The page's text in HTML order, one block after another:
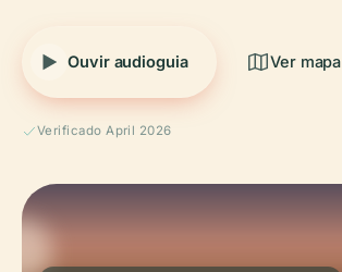
Ouvir audioguia Ver mapa
Verificado April 2026